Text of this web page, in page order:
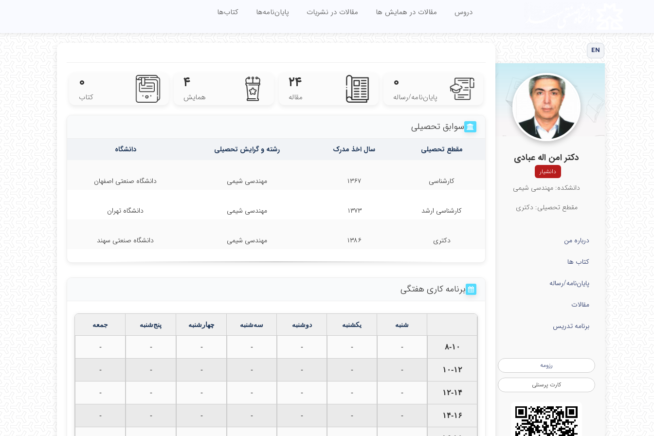
دروس مقالات در همایش ها مقالات در نشریات پایان‌نامه‌ها کتاب‌ها
EN
دکتر امن اله عبادی
دانشیار
دانشکده: مهندسی شیمی
مقطع تحصیلی: دکتری
درباره من
کتاب ها
پایان‌نامه‌/رساله
مقالات
برنامه تدریس
رزومه
کارت پرسنلی
۰
پایان‌نامه‌/رساله
۲۴
مقاله
۴
همایش
۰
کتاب
سوابق تحصیلی
مقطع تحصیلی سال اخذ مدرک رشته و گرایش تحصیلی دانشگاه
کارشناسی ۱۳۶۷ مهندسی شیمی دانشگاه صنعتی اصفهان
کارشناسی ارشد ۱۳۷۳ مهندسی شیمی دانشگاه تهران
دکتری ۱۳۸۶ مهندسی شیمی دانشگاه صنعتی سهند
برنامه کاری هفتگی
شنبه یکشنبه دوشنبه سه‌شنبه چهارشنبه پنج‌شنبه جمعه
۸-۱۰ -
-
-
-
-
-
-
۱۰-۱۲ -
-
-
-
-
-
-
۱۲-۱۴ -
-
-
-
-
-
-
۱۴-۱۶ -
-
-
-
-
-
-